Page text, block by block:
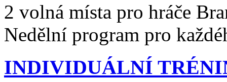
2 volná místa pro hráče
Nedělní program pro
INDIVIDUÁLNÍ